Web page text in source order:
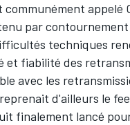
appelé
par
techniques
et fiabilité des
avec les
d'ailleurs le
finalement lancé